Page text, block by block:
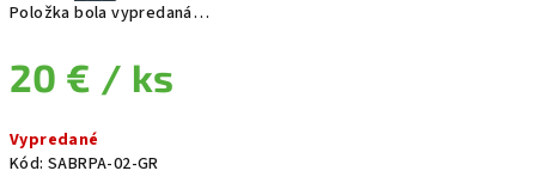
Položka bola vypredaná…
20 € / ks
Vypredané
Kód: SABRPA-02-GR